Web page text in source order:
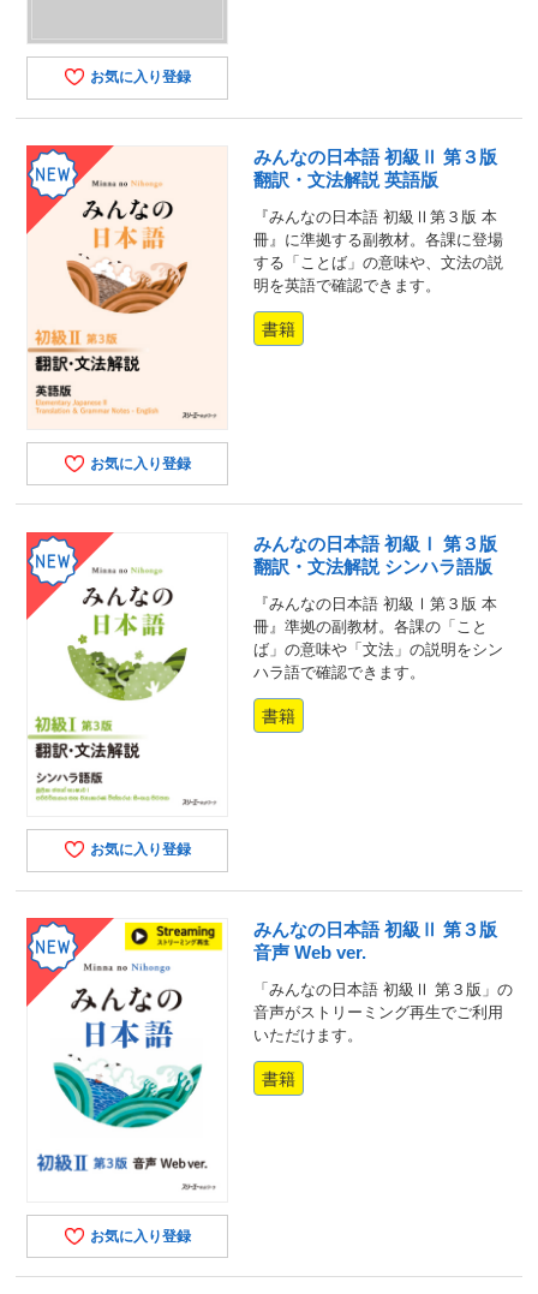
お気に入り登録
お気に入り登録
みんなの日本語 初級Ⅱ 第３版
翻訳・文法解説 英語版
『みんなの日本語 初級Ⅱ第３版 本
冊』に準拠する副教材。各課に登場
する「ことば」の意味や、文法の説
明を英語で確認できます。
書籍
お気に入り登録
みんなの日本語 初級Ⅰ 第３版
翻訳・文法解説 シンハラ語版
『みんなの日本語 初級Ⅰ第３版 本
冊』準拠の副教材。各課の「こと
ば」の意味や「文法」の説明をシン
ハラ語で確認できます。
書籍
お気に入り登録
みんなの日本語 初級Ⅱ 第３版
音声 Web ver.
「みんなの日本語 初級Ⅱ 第３版」の
音声がストリーミング再生でご利用
いただけます。
書籍